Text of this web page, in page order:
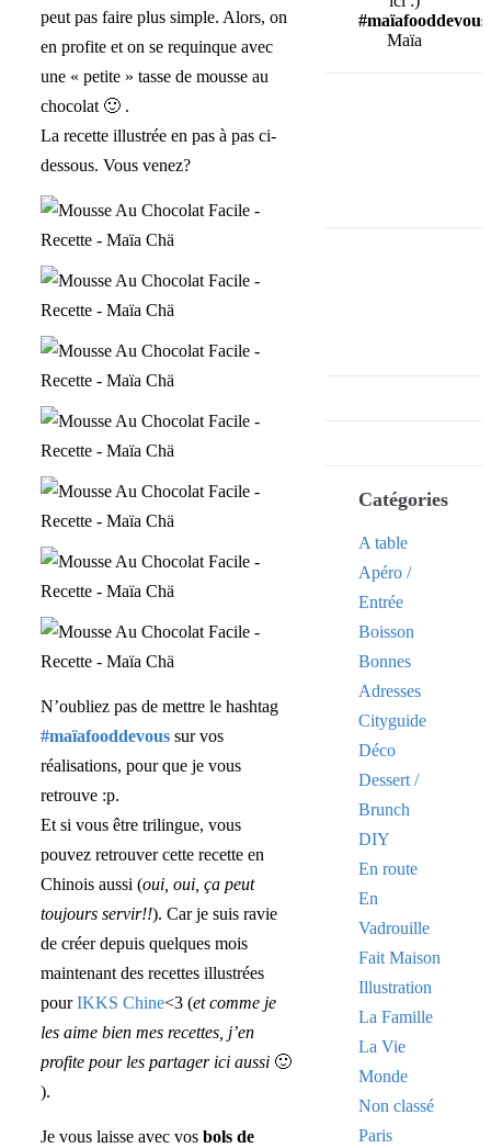
peut pas faire plus simple. Alors, on
en profite et on se requinque avec
une « petite » tasse de mousse au
chocolat 🙂 .
La recette illustrée en pas à pas ci-
dessous. Vous venez?
N’oubliez pas de mettre le hashtag
#maïafooddevous sur vos
réalisations, pour que je vous
retrouve :p.
Et si vous être trilingue, vous
pouvez retrouver cette recette en
Chinois aussi (oui, oui, ça peut
toujours servir!!). Car je suis ravie
de créer depuis quelques mois
maintenant des recettes illustrées
pourIKKS Chine<3 (et comme je
les aime bien mes recettes, j’en
profite pour les partager ici aussi 🙂
).
Je vous laisse avec vos bols de
#maïafooddevous
Maïa
Catégories
A table
Apéro /
Entrée
Boisson
Bonnes
Adresses
Cityguide
Déco
Dessert /
Brunch
DIY
En route
En
Vadrouille
Fait Maison
Illustration
La Famille
La Vie
Monde
Non classé
Paris